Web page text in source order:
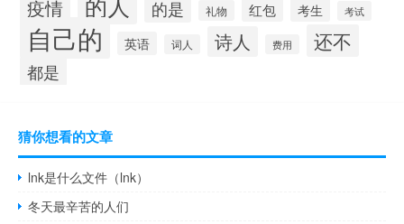
疫情 的是 礼物 红包 考生 考试
自己的 英语 词人 诗人 费用 还不
都是
猜你想看的文章
lnk是什么文件（lnk）
冬天最辛苦的人们